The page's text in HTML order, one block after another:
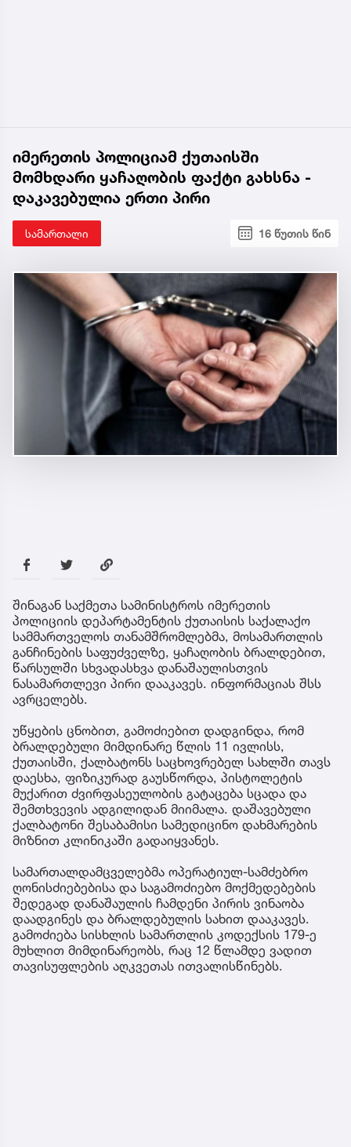
იმერეთის პოლიციამ ქუთაისში
მომხდარი ყაჩაღობის ფაქტი გახსნა -
დაკავებულია ერთი პირი
სამართალი 16 წუთის წინ
შინაგან საქმეთა სამინისტროს იმერეთის
პოლიციის დეპარტამენტის ქუთაისის საქალაქო
სამმართველოს თანამშრომლებმა, მოსამართლის
განჩინების საფუძველზე, ყაჩაღობის ბრალდებით,
წარსულში სხვადასხვა დანაშაულისთვის
ნასამართლევი პირი დააკავეს. ინფორმაციას შსს
ავრცელებს.
უწყების ცნობით, გამოძიებით დადგინდა, რომ
ბრალდებული მიმდინარე წლის 11 ივლისს,
ქუთაისში, ქალბატონს საცხოვრებელ სახლში თავს
დაესხა, ფიზიკურად გაუსწორდა, პისტოლეტის
მუქარით ძვირფასეულობის გატაცება სცადა და
შემთხვევის ადგილიდან მიიმალა. დაშავებული
ქალბატონი შესაბამისი სამედიცინო დახმარების
მიზნით კლინიკაში გადაიყვანეს.
სამართალდამცველებმა ოპერატიულ-სამძებრო
ღონისძიებებისა და საგამოძიებო მოქმედებების
შედეგად დანაშაულის ჩამდენი პირის ვინაობა
დაადგინეს და ბრალდებულის სახით დააკავეს.
გამოძიება სისხლის სამართლის კოდექსის 179-ე
მუხლით მიმდინარეობს, რაც 12 წლამდე ვადით
თავისუფლების აღკვეთას ითვალისწინებს.